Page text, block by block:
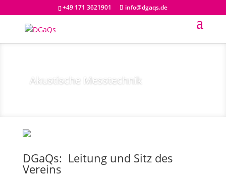
+49 171 3621901 info@dgaqs.de
Akustische Messtechnik
DGaQs: Leitung und Sitz des
Vereins